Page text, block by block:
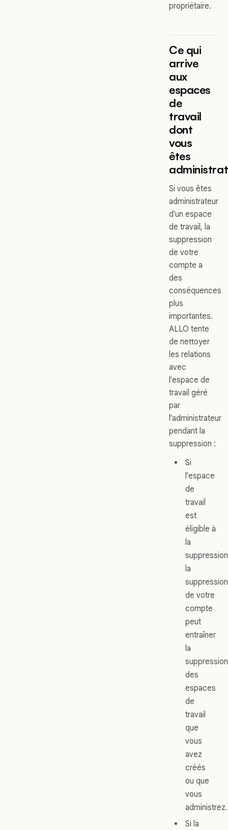
propriétaire.
Ce qui
arrive
aux
espaces
de
travail
dont
vous
êtes
Si vous êtes
administrateur
d'un espace
de travail, la
suppression
de votre
compte a
des
conséquences
plus
importantes.
ALLO tente
de nettoyer
les relations
avec
l'espace de
travail géré
par
l'administrateur
pendant la
suppression :
Si
l'espace
de
travail
est
éligible à
la
la
suppression
de votre
compte
peut
entraîner
la
suppression
des
espaces
de
travail
que
vous
avez
créés
ou que
vous
administrez.
Si la